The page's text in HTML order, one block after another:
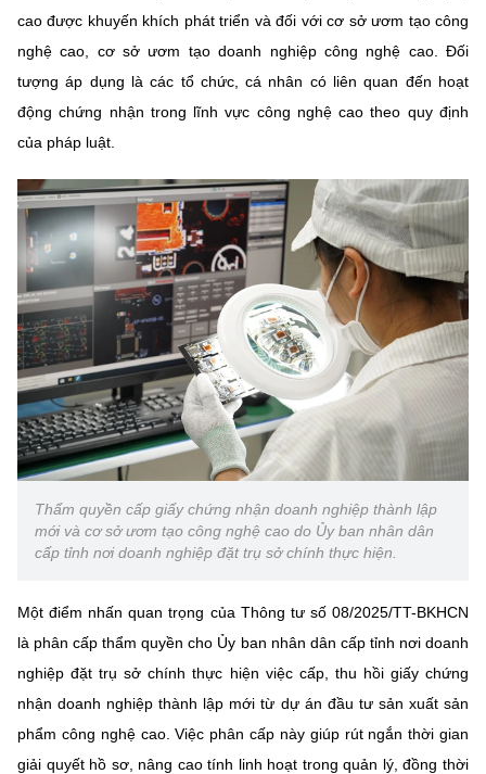
BỘ KHOA HỌC VÀ CÔNG NGHỆ
Điều khoản sử dụng Theo dõi MST: Góp ý
Cơ quan chủ quản: Bộ Khoa học và Công nghệ (MST)
Giám đốc Trung tâm Truyền thông Khoa học và Công nghệ.
Liên hệ
Địa chỉ: Ban Biên tập Cổng TTĐT - 18 Nguyễn Du, TP. Hà Nội
Điện thoại: 024 3936 9506
Email:stc@mst.gov.vn
©2026 Bản quyền thuộc Bộ Khoa Học và Công Nghệ
(Ghi rõ nguồn "https://mst.gov.vn" khi phát hành lại thông tin từ
website này)
cao được khuyến khích phát triển và đối với cơ sở ươm tạo công
nghệ cao, cơ sở ươm tạo doanh nghiệp công nghệ cao. Đối
tượng áp dụng là các tổ chức, cá nhân có liên quan đến hoạt
động chứng nhận trong lĩnh vực công nghệ cao theo quy định
của pháp luật.
Thẩm quyền cấp giấy chứng nhận doanh nghiệp thành lập
mới và cơ sở ươm tạo công nghệ cao do Ủy ban nhân dân
cấp tỉnh nơi doanh nghiệp đặt trụ sở chính thực hiện.
Một điểm nhấn quan trọng của Thông tư số 08/2025/TT-BKHCN
là phân cấp thẩm quyền cho Ủy ban nhân dân cấp tỉnh nơi doanh
nghiệp đặt trụ sở chính thực hiện việc cấp, thu hồi giấy chứng
nhận doanh nghiệp thành lập mới từ dự án đầu tư sản xuất sản
phẩm công nghệ cao. Việc phân cấp này giúp rút ngắn thời gian
giải quyết hồ sơ, nâng cao tính linh hoạt trong quản lý, đồng thời